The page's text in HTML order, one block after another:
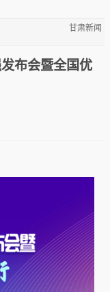
甘肃新闻
布会暨全国优